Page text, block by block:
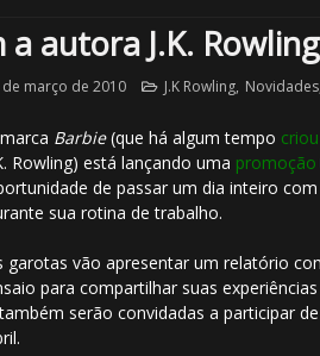
a autora J.K.
março de 2010 J.K Rowling, Novidades,
Barbie(que há algum tempo
Rowling) está lançando uma promoção
de passar um dia inteiro
sua rotina de trabalho.
garotas vão apresentar um relatório
para compartilhar suas
serão convidadas a participar